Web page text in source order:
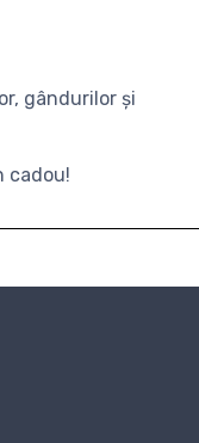
gândurilor și
cadou!